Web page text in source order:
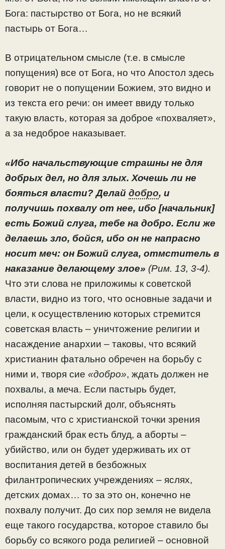
Бога: пастырство от Бога, но не всякий
пастырь от Бога…
В отрицательном смысле (т.е. в смысле
попущения) все от Бога, но что Апостол здесь
говорит не о попущении Божием, это видно и
из текста его речи: он имеет ввиду только
такую власть, которая за доброе «похваляет»,
а за недоброе наказывает.
«Ибо начальствующие страшны не для
добрых дел, но для злых. Хочешь ли не
бояться власти? Делай добро, и
получишь похвалу от нее, ибо [начальник]
есть Божий слуга, тебе на добро. Если же
делаешь зло, бойся, ибо он не напрасно
носит меч: он Божий слуга, отмститель в
наказание делающему злое» (Рим. 13, 3-4).
Что эти слова не приложимы к советской
власти, видно из того, что основные задачи и
цели, к осуществлению которых стремится
советская власть – уничтожение религии и
насаждение анархии – таковы, что всякий
христианин фатально обречен на борьбу с
ними и, творя сие «добро», ждать должен не
похвалы, а меча. Если пастырь будет,
исполняя пастырский долг, объяснять
пасомым, что с христианской точки зрения
гражданский брак есть блуд, а аборты –
убийство, или он будет удерживать их от
воспитания детей в безбожных
филантропических учреждениях – яслях,
детских домах… то за это он, конечно не
похвалу получит. До сих пор земля не видела
еще такого государства, которое ставило бы
борьбу со всякого рода религией – основной